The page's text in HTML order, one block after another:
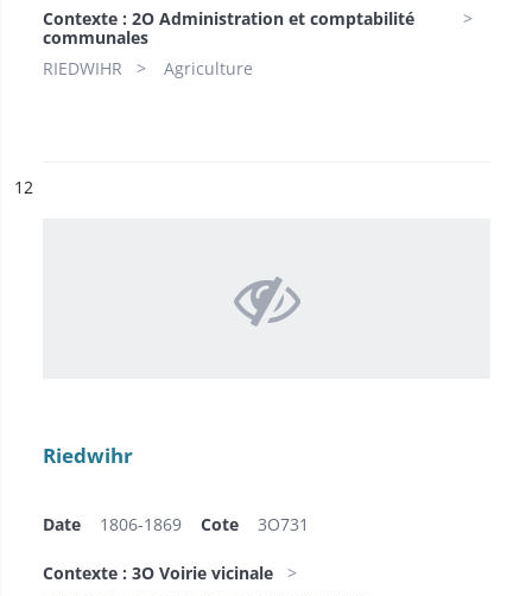
Contexte : 2O Administration et comptabilité
communales
RIEDWIHR
Agriculture
n°
12
Riedwihr
Date 1806-1869 Cote 3O731
Contexte : 3O Voirie vicinale